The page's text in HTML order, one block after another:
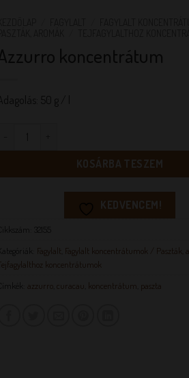
koncentrátum
50 g / l
KOSÁRBA TESZEM
KEDVENCEM!
Cikkszám:
32155
Fagylalt Fagylalt koncentrátumok / Paszták,
Tejfagylalthoz koncentrátumok
Címkék: azzurro, curacau koncentrátum paszta